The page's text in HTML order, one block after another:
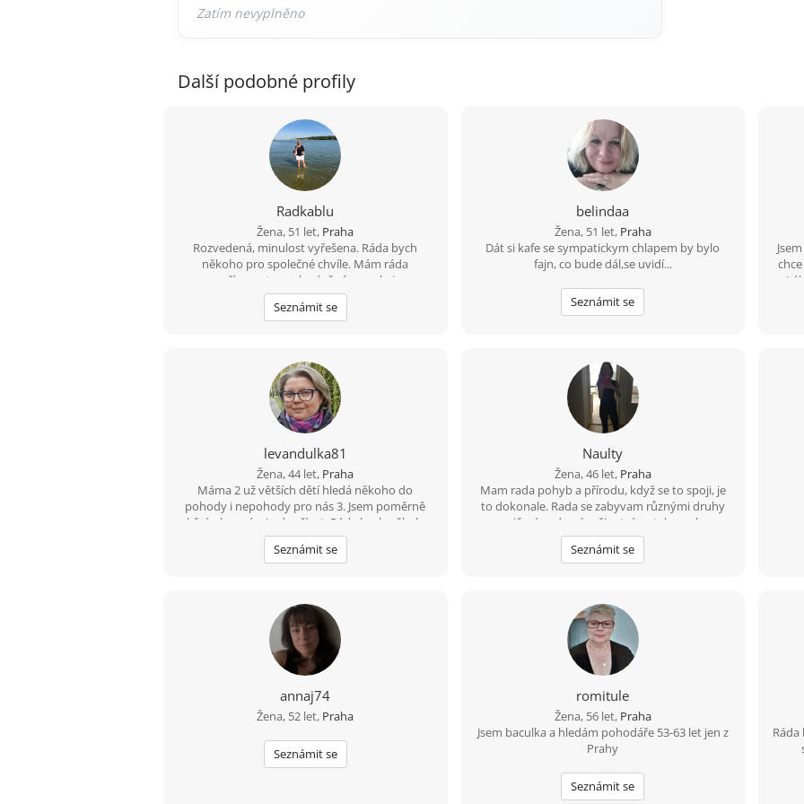
Další podobné profily
Radkablu
Žena, 51 let, Praha
Rozvedená, minulost vyřešena. Ráda bych
někoho pro společné chvíle. Mám ráda
upřímnost a rozhodně vím co chci.
Seznámit se
belindaa
Žena, 51 let, Praha
Dát si kafe se sympatickym chlapem by bylo
fajn, co bude dál,se uvidí...
Seznámit se
v
levandulka81
Žena, 44 let, Praha
Máma 2 už větších dětí hledá někoho do
pohody i nepohody pro nás 3. Jsem poměrně
akční, ale umím i odpočívat. Ráda bych někoho
kdo chce opravdu vztah a nechce trávit čas jen
dopisováním.
Seznámit se
Naulty
Žena, 46 let, Praha
Mam rada pohyb a přírodu, když se to spoji, je
to dokonale. Rada se zabyvam různými druhy
cvičení a zdravým životním stylem, ale
samozrejme rezervy jsou ;-). Osobni rozvoj mne
obohacuje život, je to zábavná cesta. Byla bych
nemusíme mít stejne, je fajn se i oddělit, stejný
bychom měli mít takový ten základ lidství…
Seznámit se
annaj74
Žena, 52 let, Praha
Seznámit se
romitule
Žena, 56 let, Praha
Jsem baculka a hledám pohodáře 53-63 let jen z
Prahy
Seznámit se